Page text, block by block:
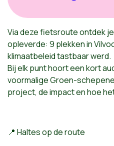
Via deze fietsroute ontdek
opleverde: 9 plekken in
klimaatbeleid tastbaar werd.
Bij elk punt hoort een kort
voormalige Groen-
project, de impact en hoe
📍 Haltes op de route